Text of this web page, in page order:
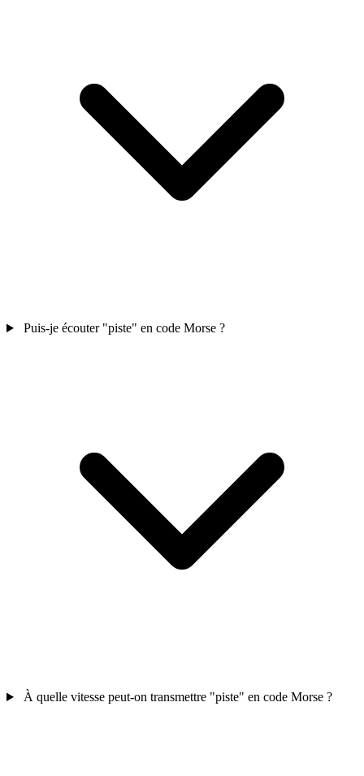
Puis-je écouter "piste" en code Morse ?
À quelle vitesse peut-on transmettre "piste" en code Morse ?